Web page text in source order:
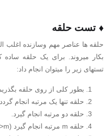
♦ تست حلقه
حلقه ها عناصر مهم وسازنده اغلب
تستهای زیر را میتوان انجام داد:
بطور کلی از روی حلقه
حلقه تنها یک مرتبه انجام گردد.
حلقه دو مرتبه انجام گیرد.
حلقه m مرتبه انجام گیرد (n>m).